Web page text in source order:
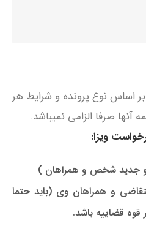
اساس نوع پرونده و شرایط هر
آنها صرفا الزامی نمیباشد.
ویزا:
و جدید شخص و همراهان )
و همراهان وی (باید حتما
قضاییه باشد.